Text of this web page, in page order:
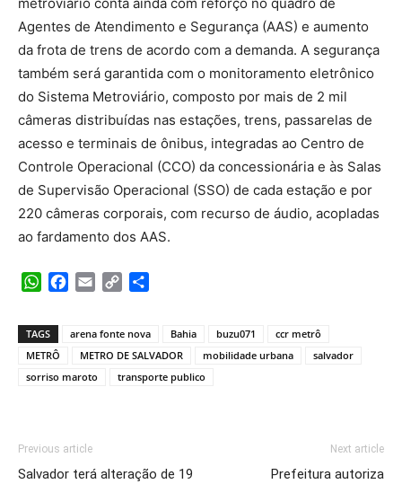
Agentes de Atendimento e Segurança (AAS) e aumento
da frota de trens de acordo com a demanda. A segurança
também será garantida com o monitoramento eletrônico
do Sistema Metroviário, composto por mais de 2 mil
câmeras distribuídas nas estações, trens, passarelas de
acesso e terminais de ônibus, integradas ao Centro de
Controle Operacional (CCO) da concessionária e às Salas
de Supervisão Operacional (SSO) de cada estação e por
220 câmeras corporais, com recurso de áudio, acopladas
ao fardamento dos AAS.
WhatsApp
Facebook
Email Copy
TAGS arena fonte nova Bahia buzu071
ccr metrô
METRÔ
METRO DE SALVADOR mobilidade urbana
salvador
sorriso maroto
transporte publico
Previous article
Salvador terá alteração de 19
Next article
Prefeitura autoriza